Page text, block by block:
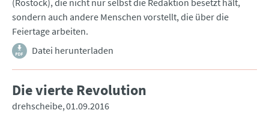
(Rostock), die nicht nur selbst die Redaktion besetzt hält,
sondern auch andere Menschen vorstellt, die über die
Feiertage arbeiten.
Datei herunterladen
Die vierte Revolution
drehscheibe 01.09.2016